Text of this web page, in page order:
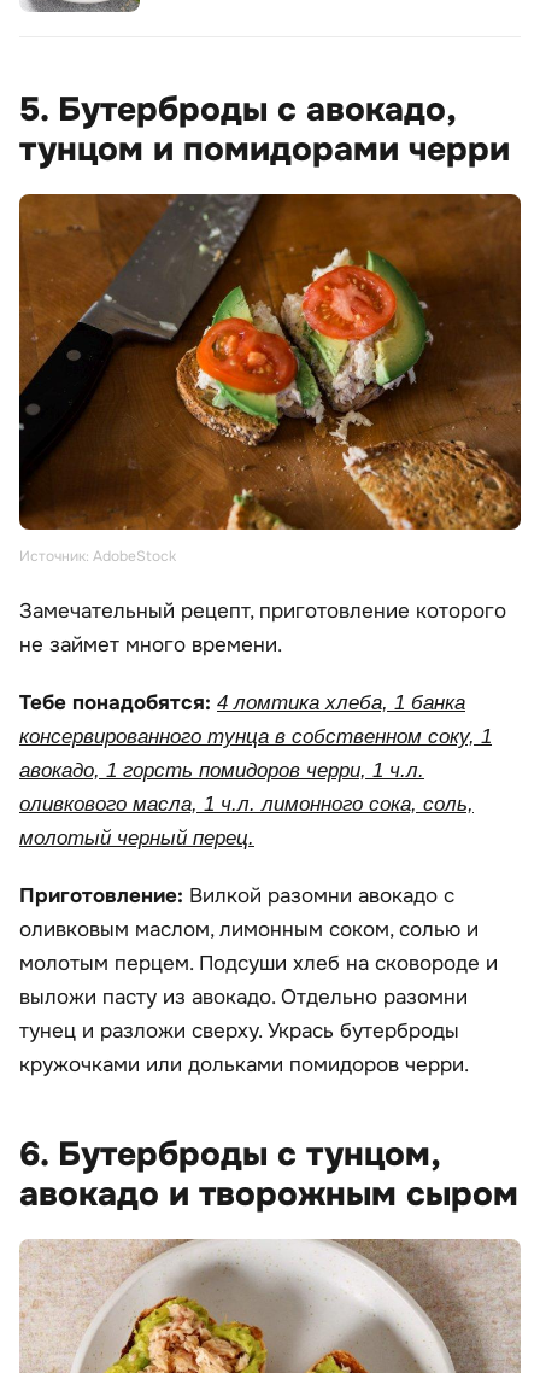
5. Бутерброды с авокадо,
тунцом и помидорами черри
Источник: AdobeStock
Замечательный рецепт, приготовление которого
не займет много времени.
Тебе понадобятся: 4 ломтика хлеба, 1 банка
консервированного тунца в собственном соку, 1
авокадо, 1 горсть помидоров черри, 1 ч.л.
оливкового масла, 1 ч.л. лимонного сока, соль,
молотый черный перец.
Приготовление: Вилкой разомни авокадо с
оливковым маслом, лимонным соком, солью и
молотым перцем. Подсуши хлеб на сковороде и
выложи пасту из авокадо. Отдельно разомни
тунец и разложи сверху. Укрась бутерброды
кружочками или дольками помидоров черри.
6. Бутерброды с тунцом,
авокадо и творожным сыром